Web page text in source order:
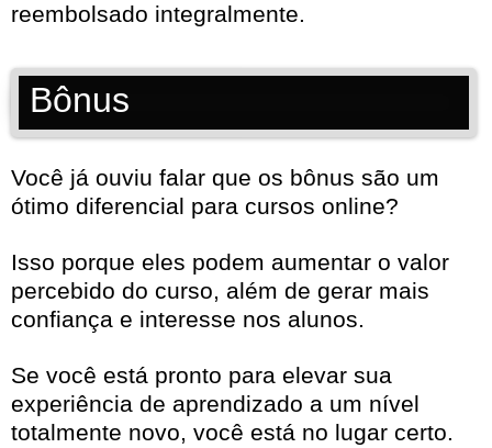
reembolsado integralmente.
Bônus
Você já ouviu falar que os bônus são um
ótimo diferencial para cursos online?
Isso porque eles podem aumentar o valor
percebido do curso, além de gerar mais
confiança e interesse nos alunos.
Se você está pronto para elevar sua
experiência de aprendizado a um nível
totalmente novo, você está no lugar certo.